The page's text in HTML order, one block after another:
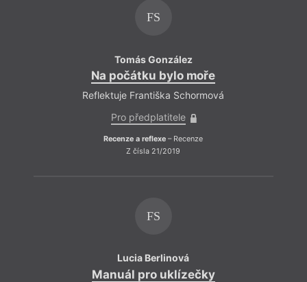
FS
Tomás González
Na počátku bylo moře
Reflektuje Františka Schormová
Pro předplatitele
Recenze a reflexe – Recenze
Z čísla 21/2019
FS
Lucia Berlinová
Manuál pro uklízečky